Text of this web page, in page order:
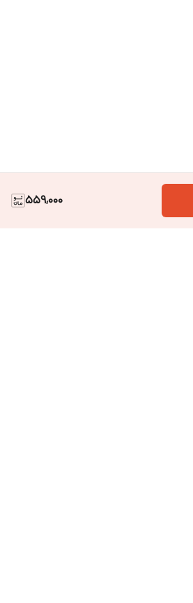
559,000